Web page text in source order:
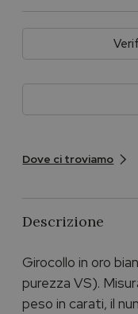
Dove ci troviamo
Descrizione
Girocollo in oro
purezza VS).
peso in carati, il